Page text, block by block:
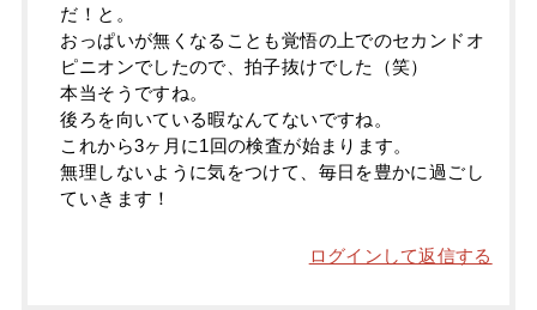
だ！と。
おっぱいが無くなることも覚悟の上でのセカンドオ
ピニオンでしたので、拍子抜けでした（笑）
本当そうですね。
後ろを向いている暇なんてないですね。
これから3ヶ月に1回の検査が始まります。
無理しないように気をつけて、毎日を豊かに過ごし
ていきます！
ログインして返信する